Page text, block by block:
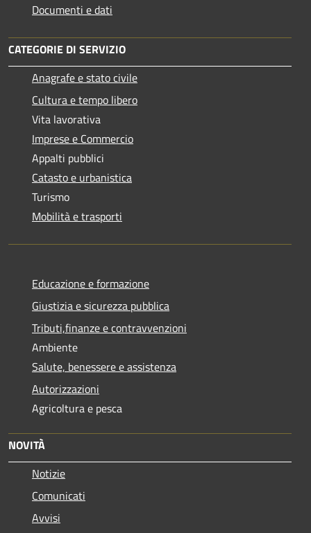
Documenti e dati
CATEGORIE DI SERVIZIO
Anagrafe e stato civile
Cultura e tempo libero
Vita lavorativa
Imprese e Commercio
Appalti pubblici
Catasto e urbanistica
Turismo
Mobilità e trasporti
Educazione e formazione
Giustizia e sicurezza pubblica
Tributi,finanze e contravvenzioni
Ambiente
Salute, benessere e assistenza
Autorizzazioni
Agricoltura e pesca
NOVITÀ
Notizie
Comunicati
Avvisi